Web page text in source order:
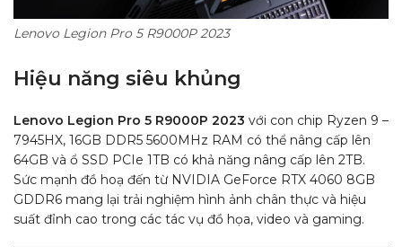
Lenovo Legion Pro 5 R9000P 2023
Hiệu năng siêu khủng
Lenovo Legion Pro 5 R9000P 2023 với con chip Ryzen 9 –
7945HX, 16GB DDR5 5600MHz RAM có thể nâng cấp lên
64GB và ổ SSD PCIe 1TB có khả năng nâng cấp lên 2TB.
Sức mạnh đồ hoạ đến từ NVIDIA GeForce RTX 4060 8GB
GDDR6 mang lại trải nghiệm hình ảnh chân thực và hiệu
suất đỉnh cao trong các tác vụ đồ họa, video và gaming.